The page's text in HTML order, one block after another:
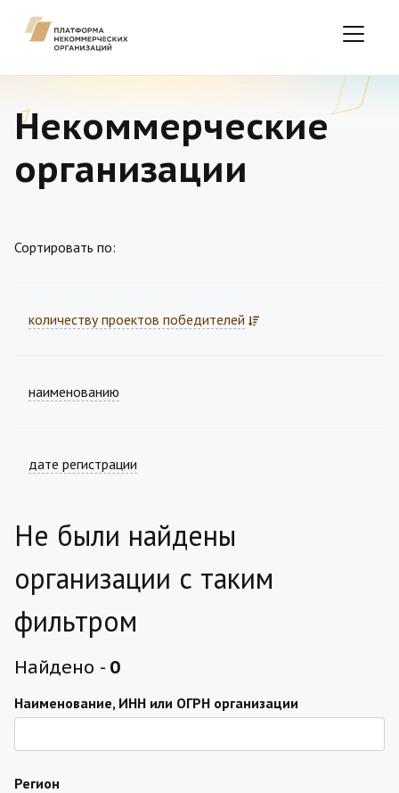
Некоммерческие
организации
Сортировать по:
количеству проектов победителей
наименованию
дате регистрации
Не были найдены
организации с таким
фильтром
Найдено - 0
Наименование, ИНН или ОГРН организации
Регион